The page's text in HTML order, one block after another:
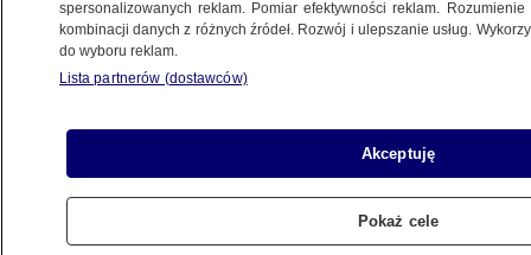
Udostępnij
spersonalizowanych reklam. Pomiar efektywności reklam.
kombinacji danych z różnych źródeł. Rozwój i ulepszanie usług.
do wyboru reklam.
Lista partnerów (dostawców)
Akceptuję
Pokaż cele